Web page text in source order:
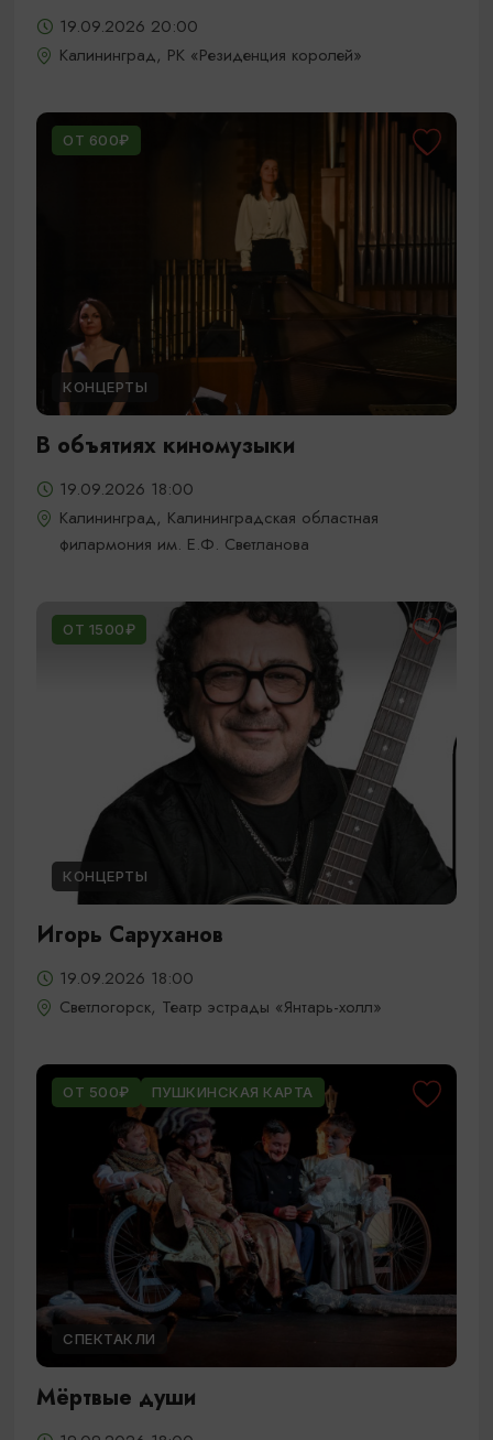
19.09.2026 20:00
Калининград, РК «Резиденция королей»
ОТ 600₽
КОНЦЕРТЫ
В объятиях киномузыки
19.09.2026 18:00
Калининград, Калининградская областная
филармония им. Е.Ф. Светланова
ОТ 1500₽
КОНЦЕРТЫ
Игорь Саруханов
19.09.2026 18:00
Светлогорск, Театр эстрады «Янтарь-холл»
ОТ 500₽ ПУШКИНСКАЯ КАРТА
СПЕКТАКЛИ
Мёртвые души